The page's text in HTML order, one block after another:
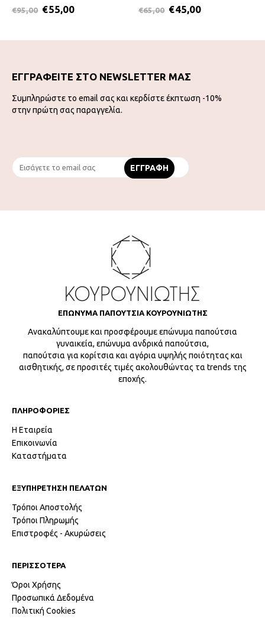
€95,00 €55,00 €65,00 €45,00
ΕΓΓΡΑΦΕΙΤΕ ΣΤΟ NEWSLETTER ΜΑΣ
Συμπληρώστε το email σας και κερδίστε έκπτωση -10%
στην πρώτη σας παραγγελία.
ΕΠΩΝΥΜΑ ΠΑΠΟΥΤΣΙΑ ΚΟΥΡΟΥΝΙΩΤΗΣ
Ανακαλύπτουμε και προσφέρουμε επώνυμα παπούτσια
γυναικεία, επώνυμα ανδρικά παπούτσια,
παπούτσια για κορίτσια και αγόρια υψηλής ποιότητας και
αισθητικής, σε προσιτές τιμές ακολουθώντας τα trends της
εποχής.
ΠΛΗΡΟΦΟΡΙΕΣ
Η Εταιρεία
Επικοινωνία
Καταστήματα
ΕΞΥΠΗΡΕΤΗΣΗ ΠΕΛΑΤΩΝ
Τρόποι Αποστολής
Τρόποι Πληρωμής
Επιστροφές - Ακυρώσεις
ΠΕΡΙΣΣΟΤΕΡΑ
Όροι Χρήσης
Προσωπικά Δεδομένα
Πολιτική Cookies